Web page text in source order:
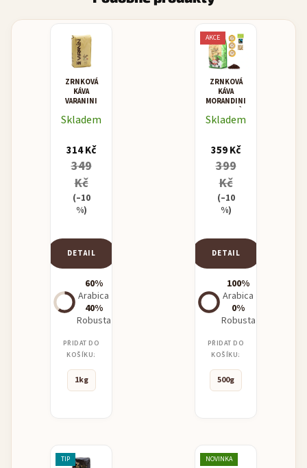
ZRNKOVÁ
KÁVA
VARANINI
VENDING
Skladem
314 Kč
349
Kč
(–10
%)
DETAIL
60%
Arabica
40%
Robusta
PŘIDAT DO
KOŠÍKU:
1kg
AKCE
ZRNKOVÁ
KÁVA
MORANDINI
BIOCAFFÈ
Skladem
359 Kč
399
Kč
(–10
%)
DETAIL
100%
Arabica
0%
Robusta
PŘIDAT DO
KOŠÍKU:
500g
TIP
NOVINKA